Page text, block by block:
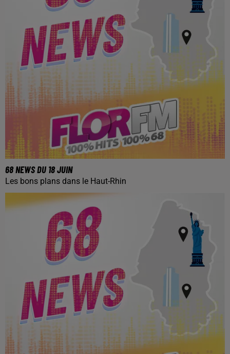
68 NEWS DU 18 JUIN
Les bons plans dans le Haut-Rhin